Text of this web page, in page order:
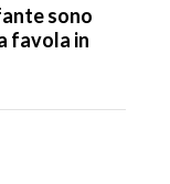
sono
favola in